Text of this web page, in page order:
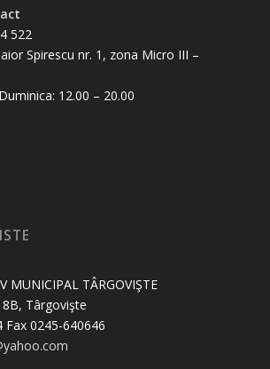
522
Spirescu nr. 1, zona Micro III –
12.00 – 20.00
MUNICIPAL TÂRGOVIŞTE
Târgovişte
Fax 0245-640646